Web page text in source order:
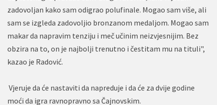
zadovoljan kako sam odigrao polufinale. Mogao sam više, ali
sam se izgleda zadovoljio bronzanom medaljom. Mogao sam
makar da napravim tenziju i meč učinim neizvjesnijim. Bez
obzira na to, on je najbolji trenutno i čestitam mu na tituli",
kazao je Radović.
Vjeruje da će nastaviti da napreduje i da će za dvije godine
moći da igra ravnopravno sa Čajnovskim.